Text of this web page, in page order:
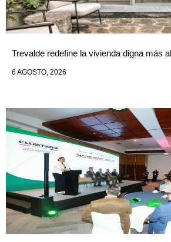
Trevalde redefine la vivienda digna más
6 AGOSTO, 2026